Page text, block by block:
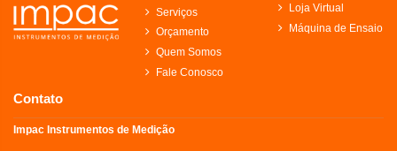
Serviços
Orçamento
Quem Somos
Fale Conosco
Loja Virtual
Máquina de Ensaio
Contato
Impac Instrumentos de Medição